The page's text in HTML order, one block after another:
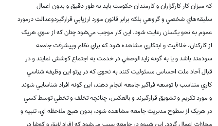
که ميزان کار کارگزاران و کارمندان حکومت بايد به طور دقيق و بدون اعمال
سليقه‌هاي شخصي و گروهي بلکه برابر قانون مورد ارزيابي قرارگيردوعدالت درمورد
عموم به نحو يکسان رعايت شود. اين کار موجب مي‌شود چنان که از سوي هريک
از کارکنان، خلاقيت و ابتکاري مشاهده شود که براي نظام وپيشرفت جامعه
سودمند باشد و يا به گونه زايدالوصفي در خدمت به اجتماع کوشش نمايند و در
قبال آحاد ملت احساس مسئوليت کنند به نحوي که در پرتو اين وظيفه شناسي
کاري متناسب با توسعه فراگير جامعه انجام دهند، اين گونه افراد شناسايي شوند
و مورد تکريم و تشويق قرارگيرند و بالعکس، چنانچه تخلف و تخطي توسط کسي
در هريک از سطوح مديريت جامعه مشاهده شود، بدون هيچ ملاحظه اي، تنبيه و